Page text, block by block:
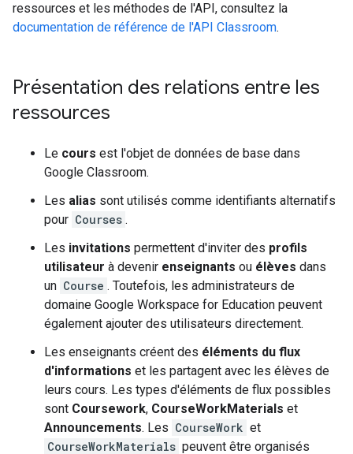
ressources et les méthodes de l'API, consultez la
documentation de référence de l'API Classroom.
Présentation des relations entre les
ressources
Le cours est l'objet de données de base dans
Google Classroom.
Les alias sont utilisés comme identifiants alternatifs
pour Courses .
Les invitations permettent d'inviter des profils
utilisateur à devenir enseignants ou élèves dans
un Course . Toutefois, les administrateurs de
domaine Google Workspace for Education peuvent
également ajouter des utilisateurs directement.
Les enseignants créent des éléments du flux
d'informations et les partagent avec les élèves de
leurs cours. Les types d'éléments de flux possibles
sont Coursework, CourseWorkMaterials et
Announcements. Les CourseWork et
CourseWorkMaterials peuvent être organisés